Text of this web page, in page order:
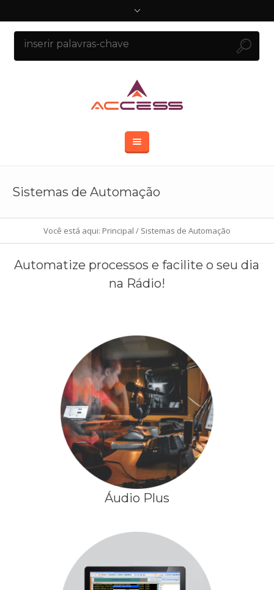
Sistemas de Automação
Você está aqui: Principal / Sistemas de Automação
Automatize processos e facilite o seu dia
na Rádio!
Áudio Plus